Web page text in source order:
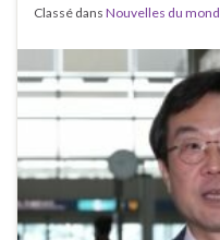
Classé dans Nouvelles du